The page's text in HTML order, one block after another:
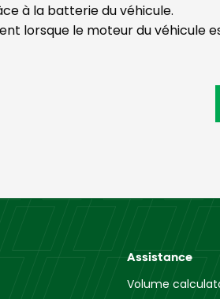
à la batterie du véhicule.
lorsque le moteur du véhicule
Assistance
Volume